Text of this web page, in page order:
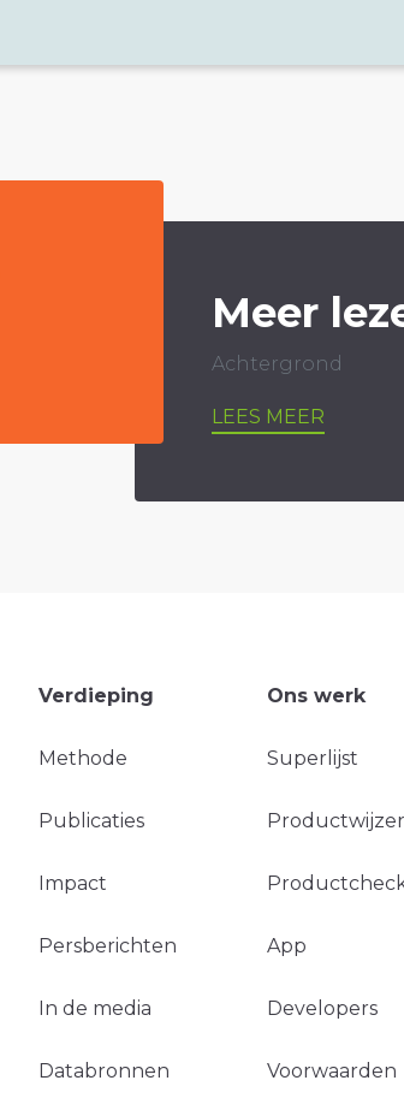
Meer
Achtergrond
LEES MEER
Verdieping
Methode
Publicaties
Impact
Persberichten
In de media
Databronnen
Ons werk
Superlijst
App
Developers
Voorwaarden